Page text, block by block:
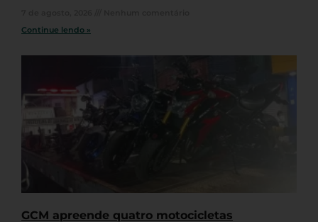
Continue lendo »
GCM apreende quatro motocicletas